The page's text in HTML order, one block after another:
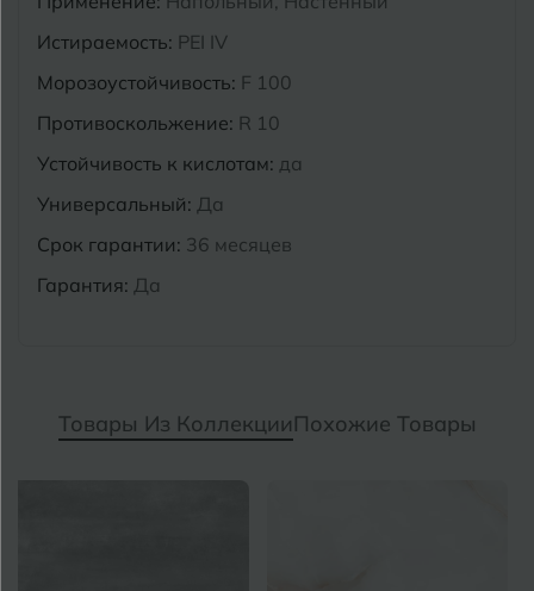
Истираемость: PEI IV
Морозоустойчивость: F 100
Противоскольжение: R 10
Устойчивость к кислотам: да
Универсальный: Да
Срок гарантии: 36 месяцев
Гарантия: Да
Товары Из КоллекцииПохожие Товары